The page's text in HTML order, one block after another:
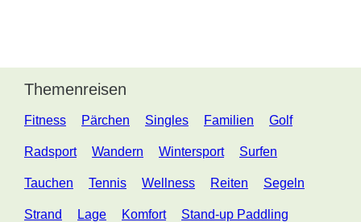
Themenreisen
Fitness Pärchen Singles Familien Golf
Radsport Wandern Wintersport Surfen
Tauchen Tennis Wellness Reiten Segeln
Strand Lage Komfort Stand-up Paddling